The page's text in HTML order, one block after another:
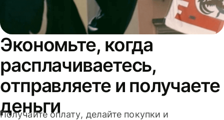
Экономьте, когда
расплачиваетесь,
отправляете и получаете
деньги
Получайте оплату, делайте покупки и